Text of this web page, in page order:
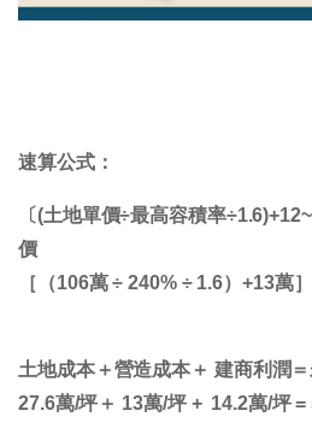
速算公式：
〔(土地單價÷最高容積率
價
［（106萬 ÷ 240% ÷ 1.6）+13萬
土地成本＋營造成本＋ 建商利潤
27.6萬/坪＋ 13萬/坪 + 14.2萬/坪 =